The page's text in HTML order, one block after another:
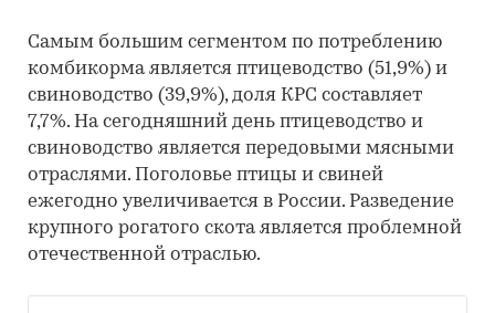
Самым большим сегментом по потреблению
комбикорма является птицеводство (51,9%) и
свиноводство (39,9%), доля КРС составляет
7,7%. На сегодняшний день птицеводство и
свиноводство является передовыми мясными
отраслями. Поголовье птицы и свиней
ежегодно увеличивается в России. Разведение
крупного рогатого скота является проблемной
отечественной отраслью.